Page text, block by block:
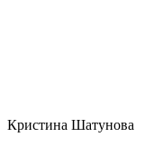
Кристина Шатунова